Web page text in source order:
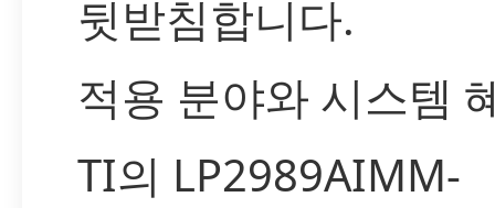
뒷받침합니다.
적용 분야와 시스템
TI의 LP2989AIMM-